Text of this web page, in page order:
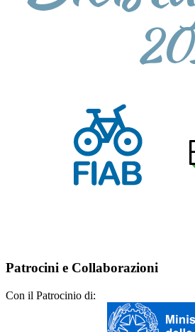
Patrocini e Collaborazioni
Con il Patrocinio di: